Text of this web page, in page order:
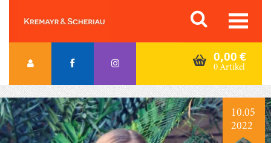
content
Orac K&S
0,00 €
0 Artikel
10.05
2022